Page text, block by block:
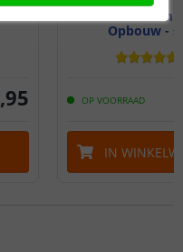
,95
4M -
Opbouw -
OP VOORRAAD
IN